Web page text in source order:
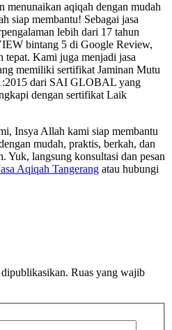
aqiqah dengan mudah
siap membantu! Sebagai jasa
lebih dari 17 tahun
bintang 5 di Google Review,
Kami juga menjadi jasa
memiliki sertifikat Jaminan Mutu
dari SAI GLOBAL yang
dengan sertifikat Laik
Insya Allah kami siap membantu
mudah, praktis, berkah, dan
Yuk, langsung konsultasi dan pesan
Aqiqah Tangerang atau hubungi
Ruas yang wajib